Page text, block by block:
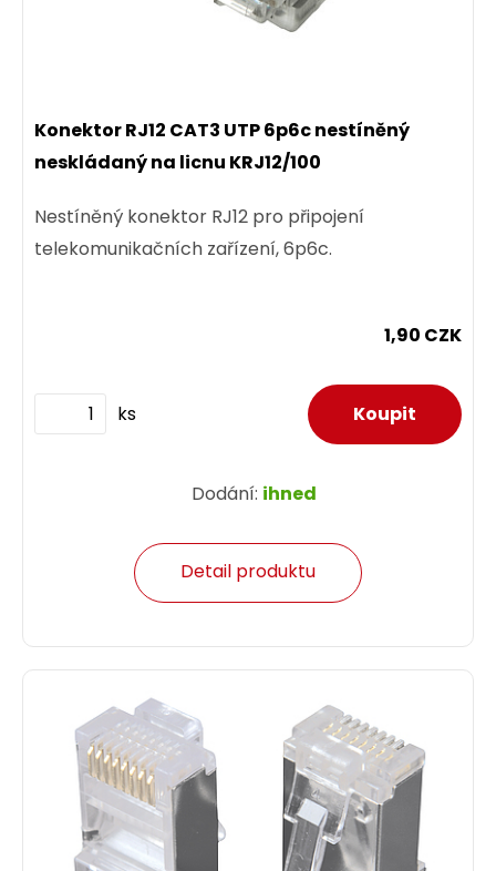
Konektor RJ12 CAT3 UTP 6p6c nestíněný
neskládaný na licnu KRJ12/100
Nestíněný konektor RJ12 pro připojení
telekomunikačních zařízení, 6p6c.
1,90 CZK
ks
Dodání: ihned
Detail produktu